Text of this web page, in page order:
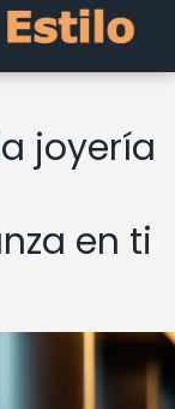
joyería
en ti